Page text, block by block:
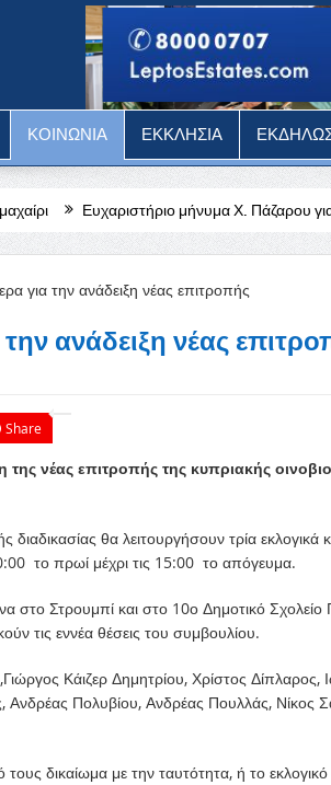
ΚΟΙΝΩΝΙΑ ΕΚΚΛΗΣΙΑ
μήνυμα Χ. Πάζαρου για Α. Βαφεάδη
ανάδειξη νέας
Share
της νέας επιτροπής της κυπριακής
θα λειτουργήσουν τρία εκλογικά
το πρωί μέχρι τις 15:00 το απόγευμα.
στο Στρουμπί και στο 10ο Δημοτικό
τις εννέα θέσεις του συμβουλίου.
Κάιζερ Δημητρίου, Χρίστος Δίπλαρος,
Πολυβίου, Ανδρέας Πουλλάς, Νίκος
δικαίωμα με την ταυτότητα, ή το εκλογικό